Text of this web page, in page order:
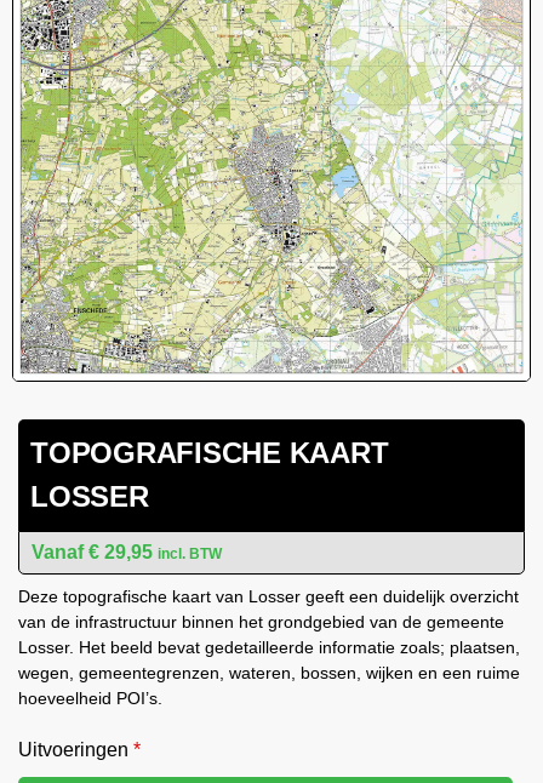
TOPOGRAFISCHE KAART
LOSSER
€ 29,95 incl. BTW
Deze topografische kaart van Losser geeft een duidelijk overzicht
van de infrastructuur binnen het grondgebied van de gemeente
Losser. Het beeld bevat gedetailleerde informatie zoals; plaatsen,
wegen, gemeentegrenzen, wateren, bossen, wijken en een ruime
hoeveelheid POI’s.
Uitvoeringen *